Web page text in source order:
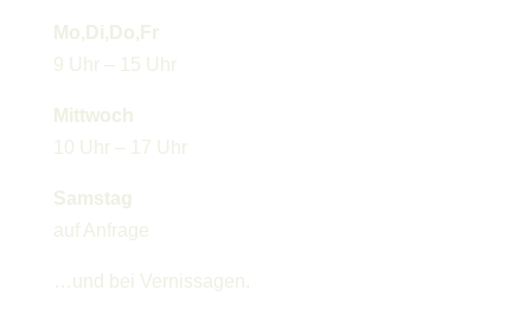
Mo,Di,Do,Fr
9 Uhr – 15 Uhr
Mittwoch
10 Uhr – 17 Uhr
Samstag
auf Anfrage
…und bei Vernissagen.